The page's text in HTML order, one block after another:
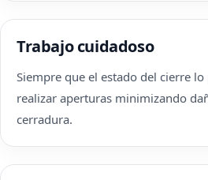
Trabajo cuidadoso
Siempre que el estado del cierre
realizar aperturas minimizando
cerradura.